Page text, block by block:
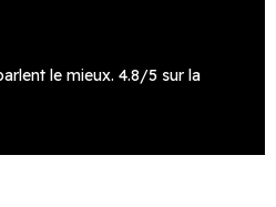
le mieux. 4.8/5 sur la